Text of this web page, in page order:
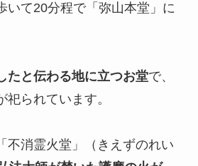
いて20分程で「弥山本堂」に
たと伝わる地に立つお堂で、
られています。
不消霊火堂」（きえずのれい